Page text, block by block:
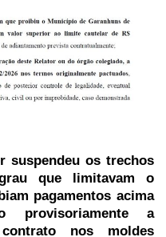
suspendeu os trechos
que limitavam o
pagamentos acima
provisoriamente a
nos moldes